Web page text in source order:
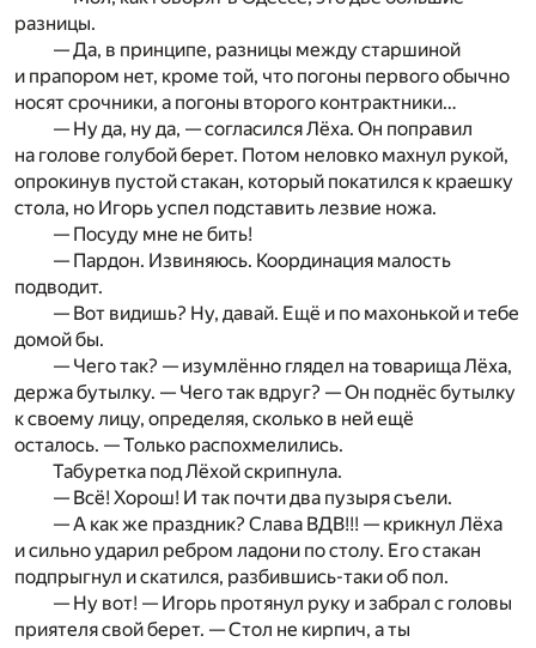
разницы.
— Да, в принципе, разницы между старшиной
и прапором нет, кроме той, что погоны первого обычно
носят срочники, а погоны второго контрактники…
— Ну да, ну да, — согласился Лёха. Он поправил
на голове голубой берет. Потом неловко махнул рукой,
опрокинув пустой стакан, который покатился к краешку
стола, но Игорь успел подставить лезвие ножа.
— Посуду мне не бить!
— Пардон. Извиняюсь. Координация малость
подводит.
— Вот видишь? Ну, давай. Ещё и по махонькой и тебе
домой бы.
— Чего так? — изумлённо глядел на товарища Лёха,
держа бутылку. — Чего так вдруг? — Он поднёс бутылку
к своему лицу, определяя, сколько в ней ещё
осталось. — Только распохмелились.
Табуретка под Лёхой скрипнула.
— Всё! Хорош! И так почти два пузыря съели.
— А как же праздник? Слава ВДВ!!! — крикнул Лёха
и сильно ударил ребром ладони по столу. Его стакан
подпрыгнул и скатился, разбившись-таки об пол.
— Ну вот! — Игорь протянул руку и забрал с головы
приятеля свой берет. — Стол не кирпич, а ты